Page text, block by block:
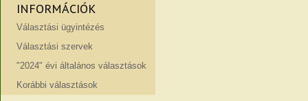
INFORMÁCIÓK
Választási ügyintézés
Választási szervek
"2024" évi általános választások
Korábbi választások